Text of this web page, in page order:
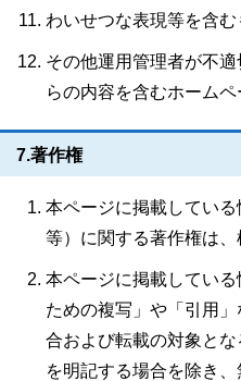
わいせつな表現等を含む
その他運用管理者が不
らの内容を含むホーム
7.著作権
本ページに掲載してい
等）に関する著作権は、
本ページに掲載してい
ための複写」や「引用
合および転載の対象と
を明記する場合を除き